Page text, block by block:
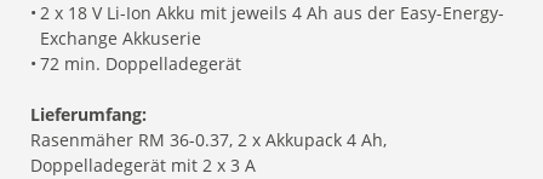
• 2 x 18 V Li-Ion Akku mit jeweils 4 Ah aus der Easy-Energy-
Exchange Akkuserie
• 72 min. Doppelladegerät
Lieferumfang:
Rasenmäher RM 36-0.37, 2 x Akkupack 4 Ah,
Doppelladegerät mit 2 x 3 A